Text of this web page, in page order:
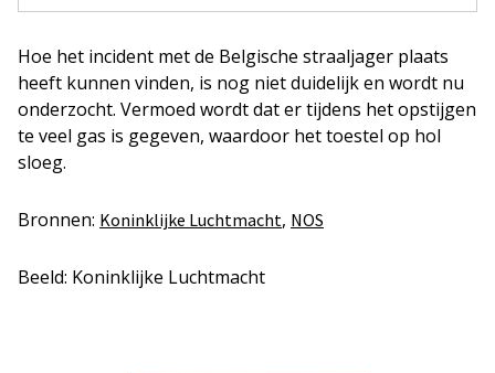
Hoe het incident met de Belgische straaljager plaats
heeft kunnen vinden, is nog niet duidelijk en wordt nu
onderzocht. Vermoed wordt dat er tijdens het opstijgen
te veel gas is gegeven, waardoor het toestel op hol
sloeg.
Bronnen: Koninklijke Luchtmacht, NOS
Beeld: Koninklijke Luchtmacht